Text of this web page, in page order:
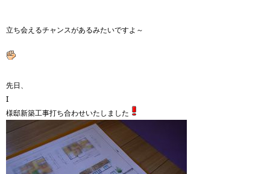
立ち会えるチャンスがあるみたいですよ～
先日、
I
様邸新築工事打ち合わせいたしました